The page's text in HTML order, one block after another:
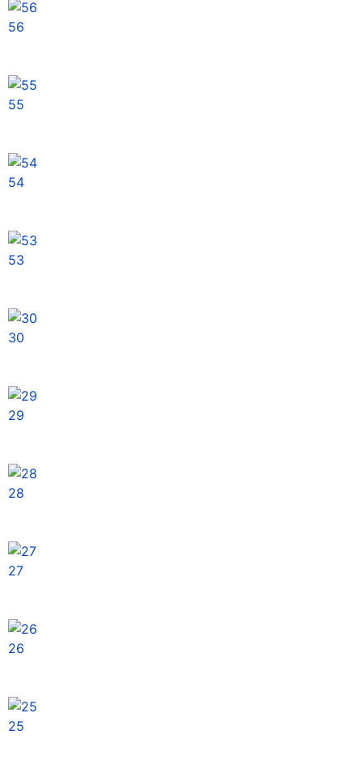
56
55
54
53
30
29
28
27
26
25